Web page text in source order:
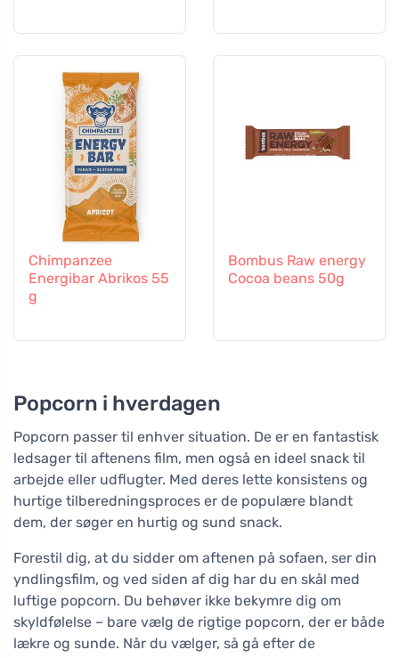
Chimpanzee
Energibar Abrikos 55
g
Bombus Raw energy
Cocoa beans 50g
Popcorn i hverdagen
Popcorn passer til enhver situation. De er en fantastisk
ledsager til aftenens film, men også en ideel snack til
arbejde eller udflugter. Med deres lette konsistens og
hurtige tilberedningsproces er de populære blandt
dem, der søger en hurtig og sund snack.
Forestil dig, at du sidder om aftenen på sofaen, ser din
yndlingsfilm, og ved siden af dig har du en skål med
luftige popcorn. Du behøver ikke bekymre dig om
skyldfølelse – bare vælg de rigtige popcorn, der er både
lækre og sunde. Når du vælger, så gå efter de